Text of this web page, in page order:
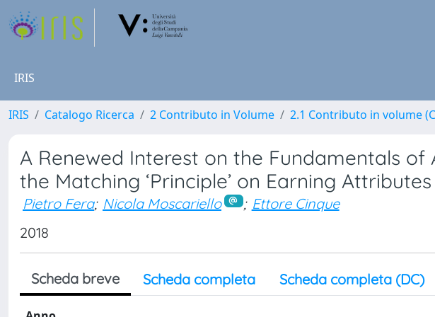
IRIS
IRIS Catalogo Ricerca 2 Contributo in Volume 2.1 Contributo in volume
A Renewed Interest on the Fundamentals
the Matching ‘Principle’ on Earning Attributes
Pietro Fera; Nicola Moscariello ; Ettore Cinque
2018
Scheda breve Scheda completa Scheda completa (DC)